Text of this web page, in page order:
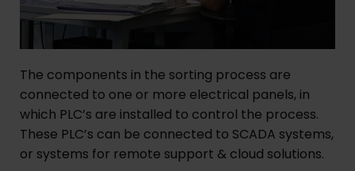
The components in the sorting process are
connected to one or more electrical panels, in
which PLC’s are installed to control the process.
These PLC’s can be connected to SCADA systems,
or systems for remote support & cloud solutions.